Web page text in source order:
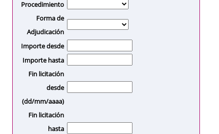
Procedimiento
Forma de
Adjudicación
Importe desde
Importe hasta
Fin licitación
desde
(dd/mm/aaaa)
Fin licitación
hasta